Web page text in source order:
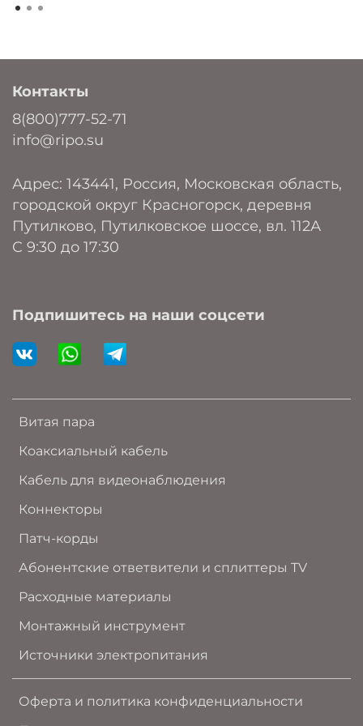
Витая пара
Коаксиальный кабель
Кабель для видеонаблюдения
Коннекторы
Патч-корды
Абонентские ответвители и сплиттеры TV
Расходные материалы
Монтажный инструмент
Источники электропитания
Оферта и политика конфиденциальности
Контакты
8(800)777-52-71
info@ripo.su
Адрес: 143441, Россия, Московская область,
городской округ Красногорск, деревня
Путилково, Путилковское шоссе, вл. 112А
C 9:30 до 17:30
Подпишитесь на наши соцсети